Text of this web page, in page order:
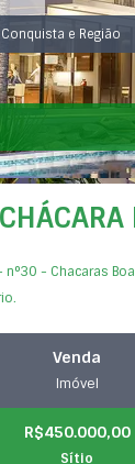
e Região
- Chacaras
Venda
Imóvel
R$450.000,00
Sítio